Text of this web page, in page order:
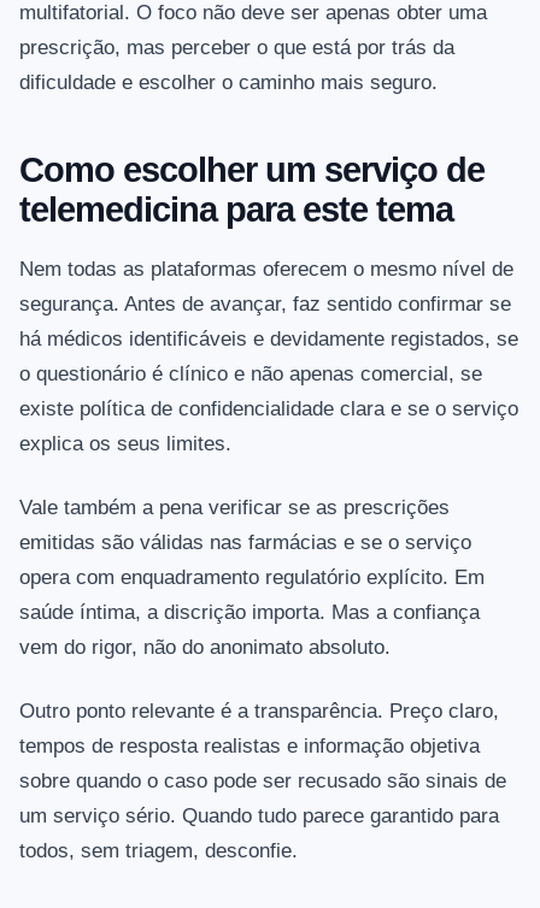
multifatorial. O foco não deve ser apenas obter uma
prescrição, mas perceber o que está por trás da
dificuldade e escolher o caminho mais seguro.
Como escolher um serviço de
telemedicina para este tema
Nem todas as plataformas oferecem o mesmo nível de
segurança. Antes de avançar, faz sentido confirmar se
há médicos identificáveis e devidamente registados, se
o questionário é clínico e não apenas comercial, se
existe política de confidencialidade clara e se o serviço
explica os seus limites.
Vale também a pena verificar se as prescrições
emitidas são válidas nas farmácias e se o serviço
opera com enquadramento regulatório explícito. Em
saúde íntima, a discrição importa. Mas a confiança
vem do rigor, não do anonimato absoluto.
Outro ponto relevante é a transparência. Preço claro,
tempos de resposta realistas e informação objetiva
sobre quando o caso pode ser recusado são sinais de
um serviço sério. Quando tudo parece garantido para
todos, sem triagem, desconfie.